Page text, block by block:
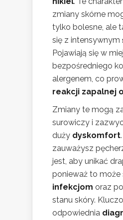
zmiany skórne
tylko bolesne, ale
się z intensywnym
Pojawiają się w
bezpośredniego
alergenem, co
reakcji zapalnej
Zmiany te mogą
surowiczy i
duży dyskomfort
zauważysz
jest, aby unikać
ponieważ to może
infekcjom oraz
stanu skóry.
odpowiednia